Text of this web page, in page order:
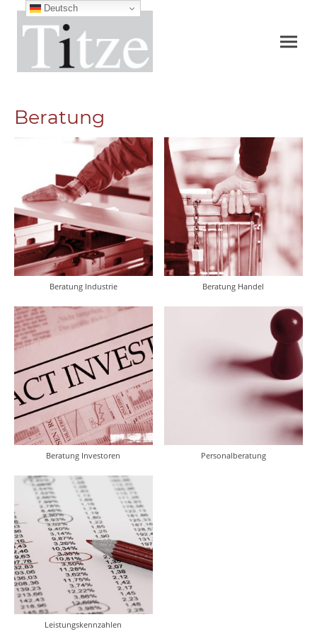
Beratung
Beratung Industrie Beratung Handel
Beratung Investoren Personalberatung
Leistungskennzahlen
Deutsch